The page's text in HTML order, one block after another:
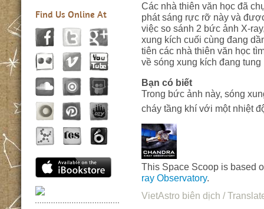
Find Us Online At
Các nhà thiên văn học đã
phát sáng rực rỡ này và
việc so sánh 2 bức ảnh X-
xung kích cuối cùng đang
tiên các nhà thiên văn học
về sóng xung kích đang
Bạn có biết
Trong bức ảnh này, sóng
cháy tầng khí với một nhiệt
This Space Scoop is based
ray Observatory.
VietAstro biên dịch /